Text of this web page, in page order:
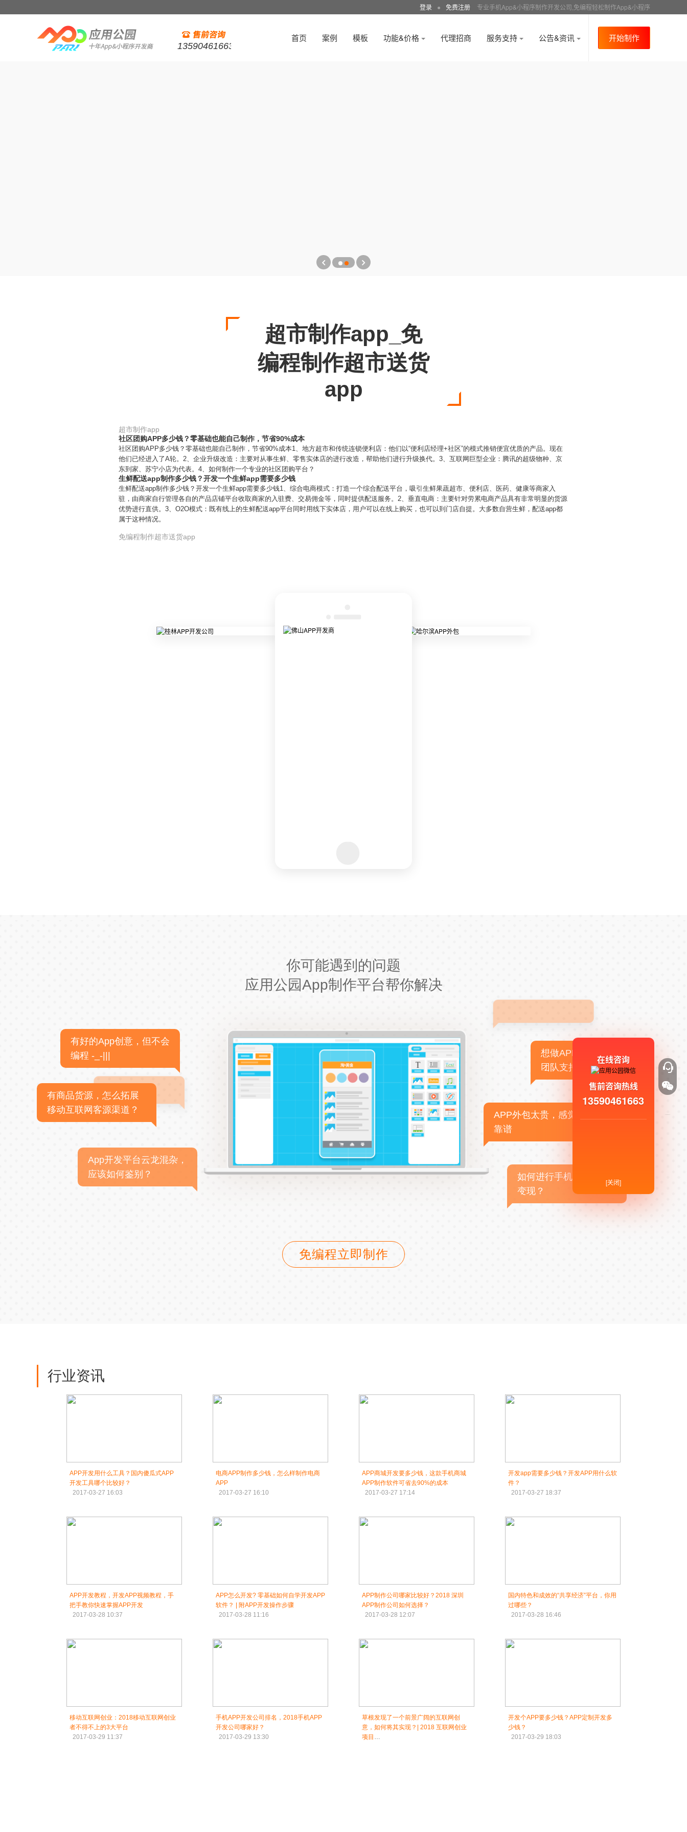
登录 ● 免费注册 专业手机App&小程序制作开发公司,免编程轻松制作App&小程序
13590461663
首页 案例 模板 功能&价格 代理招商 服务支持 公告&资讯 开始制作
超市制作app_免
编程制作超市送货
app
超市制作app
社区团购APP多少钱？零基础也能自己制作，节省90%成本
社区团购APP多少钱？零基础也能自己制作，节省90%成本1、地方超市和传统连锁便利店：他们以“便利店经理+社区”的模式推销便宜优质的产品。现在
他们已经进入了A轮。2、企业升级改造：主要对从事生鲜、零售实体店的进行改造，帮助他们进行升级换代。3、互联网巨型企业：腾讯的超级物种、京
东到家、苏宁小店为代表。4、如何制作一个专业的社区团购平台？
生鲜配送app制作多少钱？开发一个生鲜app需要多少钱
生鲜配送app制作多少钱？开发一个生鲜app需要多少钱1、综合电商模式：打造一个综合配送平台，吸引生鲜果蔬超市、便利店、医药、健康等商家入
驻，由商家自行管理各自的产品店铺平台收取商家的入驻费、交易佣金等，同时提供配送服务。2、垂直电商：主要针对劳累电商产品具有非常明显的货源
优势进行直供。3、O2O模式：既有线上的生鲜配送app平台同时用线下实体店，用户可以在线上购买，也可以到门店自提。大多数自营生鲜，配送app都
属于这种情况。
免编程制作超市送货app
你可能遇到的问题
应用公园App制作平台帮你解决
有好的App创意，但不会
编程 -_-|||
有商品货源，怎么拓展
移动互联网客源渠道？
App开发平台云龙混杂，
应该如何鉴别？
想做APP，但没有技术
团队支持
APP外包太贵，感觉不
靠谱
如何进行手机APP商业
变现？
免编程立即制作
行业资讯
APP开发用什么工具？国内傻瓜式APP
开发工具哪个比较好？
2017-03-27 16:03
电商APP制作多少钱，怎么样制作电商
APP
2017-03-27 16:10
APP商城开发要多少钱，这款手机商城
APP制作软件可省去90%的成本
2017-03-27 17:14
开发app需要多少钱？开发APP用什么软
件？
2017-03-27 18:37
APP开发教程，开发APP视频教程，手
把手教你快速掌握APP开发
2017-03-28 10:37
APP怎么开发? 零基础如何自学开发APP
软件？ | 附APP开发操作步骤
2017-03-28 11:16
APP制作公司哪家比较好？2018 深圳
APP制作公司如何选择？
2017-03-28 12:07
国内特色和成效的“共享经济”平台，你用
过哪些？
2017-03-28 16:46
移动互联网创业：2018移动互联网创业
者不得不上的3大平台
2017-03-29 11:37
手机APP开发公司排名，2018手机APP
开发公司哪家好？
2017-03-29 13:30
草根发现了一个前景广阔的互联网创
意，如何将其实现？| 2018 互联网创业
项目
开发个APP要多少钱？APP定制开发多
少钱？
2017-03-29 18:03
在线咨询
售前咨询热线
13590461663
[关闭]